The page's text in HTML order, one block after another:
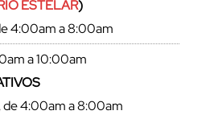
ESTELAR)
4:00am a 8:00am
a 10:00am
de 4:00am a 8:00am